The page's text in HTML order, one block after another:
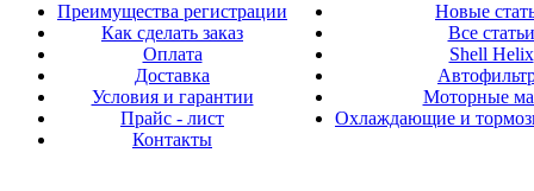
Преимущества регистрации
Как сделать заказ
Оплата
Доставка
Условия и гарантии
Прайс - лист
Контакты
Новые
Все статьи
Shell Helix
Моторные
Охлаждающие и